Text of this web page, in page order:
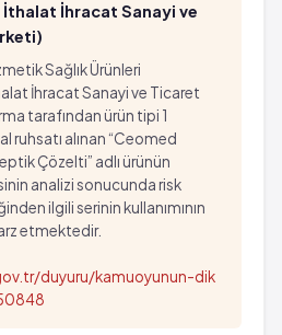
İthalat İhracat Sanayi ve
Sağlık Ürünleri
İhracat Sanayi ve Ticaret
tarafından ürün tipi 1
ruhsatı alınan “Ceomed
Çözelti” adlı ürünün
analizi sonucunda risk
ilgili serinin kullanımının
etmektedir.
duyuru/kamuoyunun-dik